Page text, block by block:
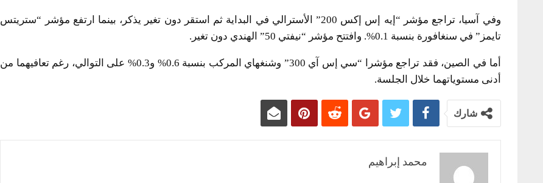
وفي آسيا، تراجع مؤشر “إيه إس إكس 200” الأسترالي في البداية ثم استقر دون تغير يذكر، بينما ارتفع مؤشر “ستريتس
تايمز” في سنغافورة بنسبة 0.1%. وافتتح مؤشر “نيفتي 50” الهندي دون تغير.
أما في الصين، فقد تراجع مؤشرا “سي إس آي 300” وشنغهاي المركب بنسبة 0.6% و0.3% على التوالي، رغم تعافيهما من
أدنى مستوياتهما خلال الجلسة.
شارك
محمد إبراهيم